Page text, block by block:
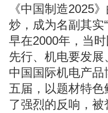
《中国制造2025
炒，成为名副其实
早在2000年，当
先行、机电要发
中国国际机电产
五届，以题材特
了强烈的反响，被